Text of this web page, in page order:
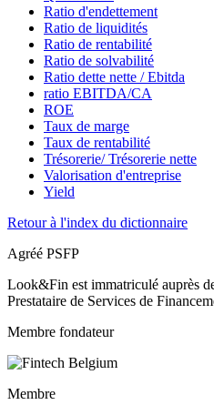
Ratio d'endettement
Ratio de liquidités
Ratio de rentabilité
Ratio de solvabilité
Ratio dette nette / Ebitda
ratio EBITDA/CA
ROE
Taux de marge
Taux de rentabilité
Trésorerie/ Trésorerie nette
Valorisation d'entreprise
Yield
Retour à l'index du dictionnaire
Agréé PSFP
Look&Fin est immatriculé auprès
Prestataire de Services de
Membre fondateur
Membre